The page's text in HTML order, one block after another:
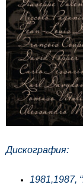
Дискография:
1981,1987,